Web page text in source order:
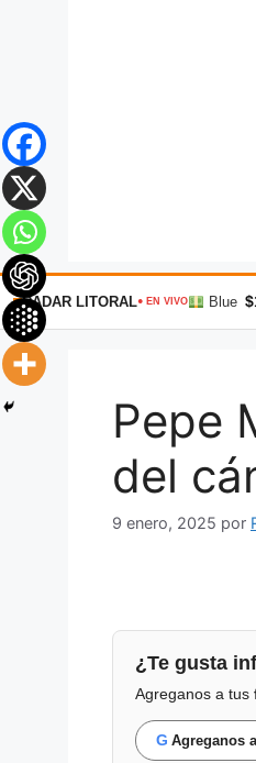
RADAR LITORAL● EN VIVO Blue
Pepe
del
9 enero, 2025 por
¿Te gusta
Agreganos a tus
G Agreganos